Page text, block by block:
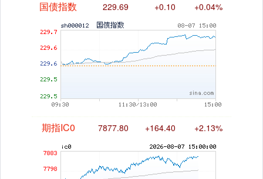
国债指数 229.69 +0.10 +0.04%
期指IC0 7877.80 +164.40 +2.13%